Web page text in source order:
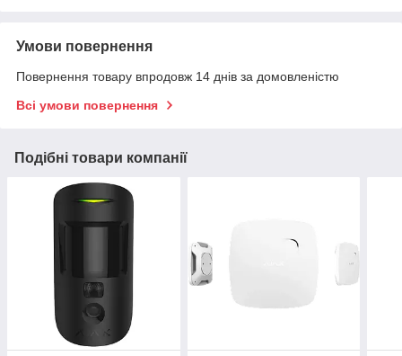
Умови повернення
Повернення товару впродовж 14 днів за домовленістю
Всі умови повернення
Подібні товари компанії